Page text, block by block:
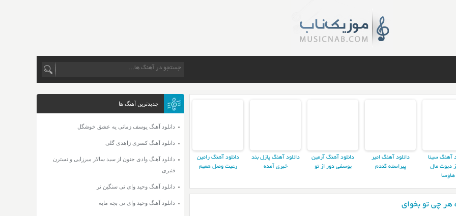
آهنگ سینا
دیوت مال
هاوسا
دانلود آهنگ امیر
پیراسته گندم
دانلود آهنگ آرمین
یوسفی دور از تو
دانلود آهنگ پازل بند
خبری آمده
دانلود آهنگ رامین
رعیت وصل همیم
هر چی تو بخوای
جدیدترین آهنگ ها
دانلود آهنگ یوسف زمانی یه عشق خوشگل
دانلود آهنگ کسری زاهدی گلی
دانلود آهنگ وادی جنون از سید سالار میرزایی و نسترن
قنبری
دانلود آهنگ وحید وای تی سنگین تر
دانلود آهنگ وحید وای تی بچه مایه